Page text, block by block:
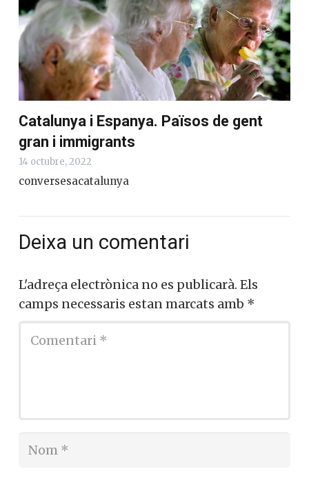
Catalunya i Espanya. Països de gent
gran i immigrants
14 octubre, 2022
conversesacatalunya
Deixa un comentari
L'adreça electrònica no es publicarà. Els
camps necessaris estan marcats amb *